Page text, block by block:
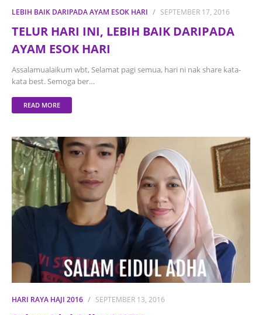
LEBIH BAIK DARIPADA AYAM ESOK HARI SEPTEMBER 17, 2016
TELUR HARI INI, LEBIH BAIK DARIPADA
AYAM ESOK HARI
Assalamualaikum wbt, Selamat pagi semua, hari ni nak share kata-
kata best. Semoga ber…
READ MORE
HARI RAYA HAJI 2016 SEPTEMBER 13, 2016